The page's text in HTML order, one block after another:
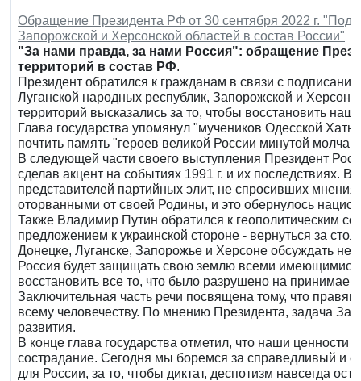
Обращение Президента РФ от 30 сентября 2022 г.
Запорожской и Херсонской областей в состав России"
"За нами правда, за нами Россия": обращение
территорий в состав РФ.
Президент обратился к гражданам в связи с
Луганской народных республик, Запорожской и
территорий высказались за то, чтобы восстановить
Глава государства упомянул "мучеников Одесской
почтить память "героев великой России минутой
В следующей части своего выступления Президент
сделав акцент на событиях 1991 г. и их последствиях.
представителей партийных элит, не спросивших
оторванными от своей Родины, и это обернулось
Также Владимир Путин обратился к геополитическим
предложением к украинской стороне - вернуться за
Донецке, Луганске, Запорожье и Херсоне обсуждать не
Россия будет защищать свою землю всеми
восстановить все то, что было разрушено на
Заключительная часть речи посвящена тому, что
всему человечеству. По мнению Президента, задача
развития.
В конце глава государства отметил, что наши ценности
сострадание. Сегодня мы боремся за справедливый и
для России, за то, чтобы диктат, деспотизм навсегда